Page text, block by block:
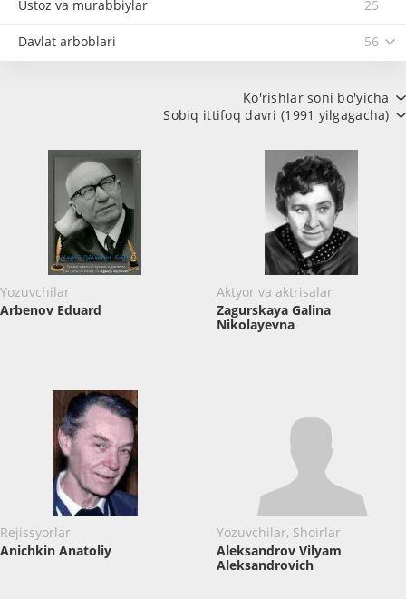
Ustoz va murabbiylar 25
Davlat arboblari 56
Ko'rishlar soni bo'yicha
Sobiq ittifoq davri (1991 yilgagacha)
Yozuvchilar
Arbenov Eduard
Aktyor va aktrisalar
Zagurskaya Galina
Nikolayevna
Rejissyorlar
Anichkin Anatoliy
Yozuvchilar, Shoirlar
Aleksandrov Vilyam
Aleksandrovich